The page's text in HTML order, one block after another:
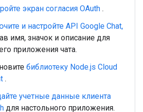
экран согласия OAuth .
и настройте API Google Chat,
имя, значок и описание для
приложения чата.
библиотеку Node.js Cloud
.
учетные данные клиента
для настольного приложения.